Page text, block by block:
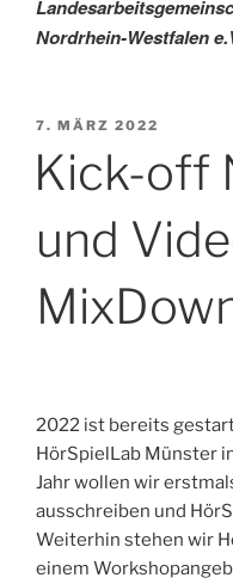
Nordrhein-Westfalen
VERÖFFENTLICHT
7. MÄRZ 2022
Kick-off
und
2022 ist bereits
HörSpielLab Münster
Jahr wollen wir
ausschreiben und
Weiterhin stehen wir
einem